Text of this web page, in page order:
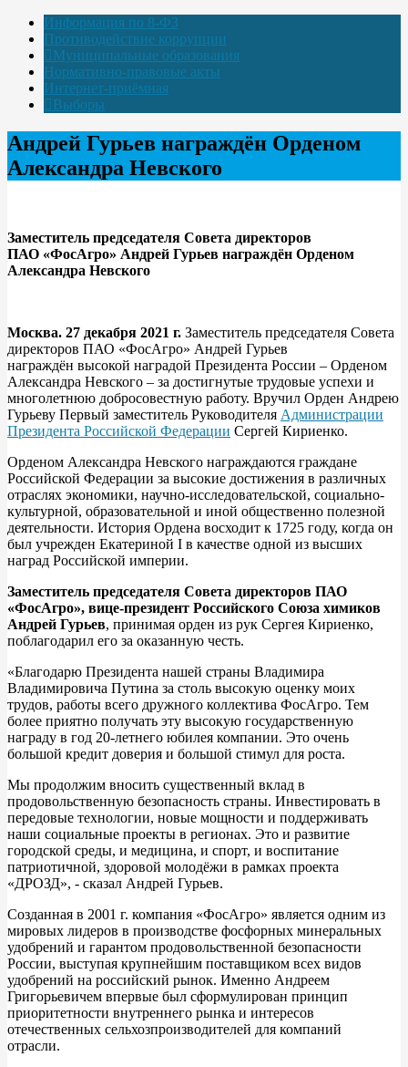
Информация по 8-ФЗ
Противодействие коррупции
Муниципальные образования
Нормативно-правовые акты
Интернет-приёмная
Выборы
Андрей Гурьев награждён Орденом
Александра Невского
Заместитель председателя Совета директоров
ПАО «ФосАгро» Андрей Гурьев награждён Орденом
Александра Невского
Москва. 27 декабря 2021 г. Заместитель председателя Совета
директоров ПАО «ФосАгро» Андрей Гурьев
награждён высокой наградой Президента России – Орденом
Александра Невского – за достигнутые трудовые успехи и
многолетнюю добросовестную работу. Вручил Орден Андрею
Гурьеву Первый заместитель Руководителя Администрации
Президента Российской Федерации Сергей Кириенко.
Орденом Александра Невского награждаются граждане
Российской Федерации за высокие достижения в различных
отраслях экономики, научно-исследовательской, социально-
культурной, образовательной и иной общественно полезной
деятельности. История Ордена восходит к 1725 году, когда он
был учрежден Екатериной I в качестве одной из высших
наград Российской империи.
Заместитель председателя Совета директоров ПАО
«ФосАгро», вице-президент Российского Союза химиков
Андрей Гурьев, принимая орден из рук Сергея Кириенко,
поблагодарил его за оказанную честь.
«Благодарю Президента нашей страны Владимира
Владимировича Путина за столь высокую оценку моих
трудов, работы всего дружного коллектива ФосАгро. Тем
более приятно получать эту высокую государственную
награду в год 20-летнего юбилея компании. Это очень
большой кредит доверия и большой стимул для роста.
Мы продолжим вносить существенный вклад в
продовольственную безопасность страны. Инвестировать в
передовые технологии, новые мощности и поддерживать
наши социальные проекты в регионах. Это и развитие
городской среды, и медицина, и спорт, и воспитание
патриотичной, здоровой молодёжи в рамках проекта
«ДРОЗД», - сказал Андрей Гурьев.
Созданная в 2001 г. компания «ФосАгро» является одним из
мировых лидеров в производстве фосфорных минеральных
удобрений и гарантом продовольственной безопасности
России, выступая крупнейшим поставщиком всех видов
удобрений на российский рынок. Именно Андреем
Григорьевичем впервые был сформулирован принцип
приоритетности внутреннего рынка и интересов
отечественных сельхозпроизводителей для компаний
отрасли.